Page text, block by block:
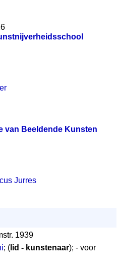
van Beeldende Kunsten
Jurres
1939
; ( lid - kunstenaar); - voor